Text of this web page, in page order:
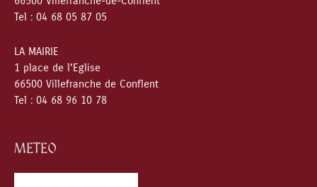
Tel : 04 68 05 87 05
LA MAIRIE
1 place de l’Eglise
66500 Villefranche de Conflent
Tel : 04 68 96 10 78
METEO